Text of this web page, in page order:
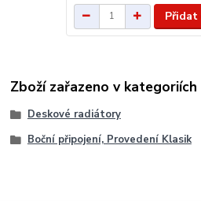
Přidat
Zboží zařazeno v kategoriích
Deskové radiátory
Boční připojení, Provedení Klasik